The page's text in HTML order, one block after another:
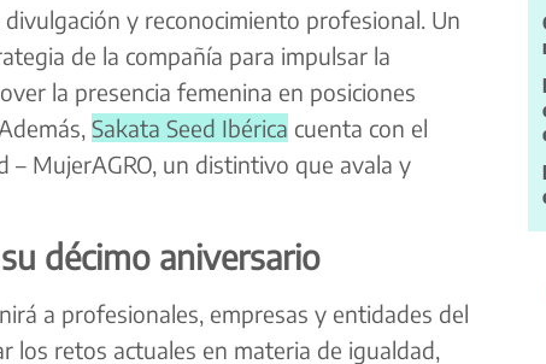
y reconocimiento profesional. Un
de la compañía para impulsar la
la presencia femenina en posiciones
Sakata Seed Ibérica cuenta con el
– MujerAGRO, un distintivo que avala y
décimo aniversario
a profesionales, empresas y entidades del
los retos actuales en materia de igualdad,